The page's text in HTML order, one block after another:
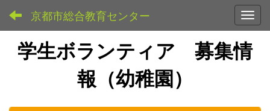
京都市総合教育センター
学生ボランティア 募集情
報（幼稚園）